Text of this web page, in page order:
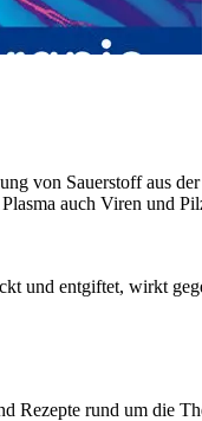
von Sauerstoff aus
auch Viren und
und entgiftet, wirkt
Rezepte rund um die